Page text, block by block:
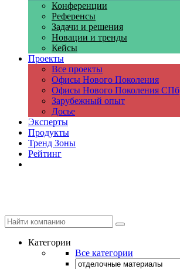
Конференции
Референсы
Задачи и решения
Новации и тренды
Кейсы
Проекты
Все проекты
Офисы Нового Поколения
Офисы Нового Поколения СПб
Зарубежный опыт
Досье
Эксперты
Продукты
Тренд Зоны
Рейтинг
Категории
Все категории